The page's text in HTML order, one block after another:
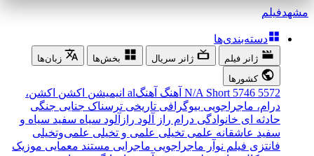
مشهدفیلم
دسته‌بندی‌ها
ژانر فیلم ژانر سریال بخش‌ها
زبان‌ها
کشورها
5572
5746
N/A Short آهنگ آهنگal انیمیشن اکشن اکشن،
درام، ماجراجویی بیوگرافی تاریخی ترسناک جنایی جنگی
حادثه ای خانوادگی درام راز آلود رازآلود سیاه سفید سیاه و
سفید عاشقانه علمی تخیلی علمی و تخیلی علمی‌و‌تخیلی
فانتزی فیلم نوآر ماجراجویی ماجرایی مستند معمایی موزیک